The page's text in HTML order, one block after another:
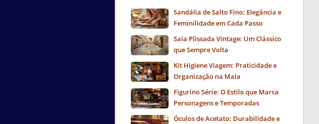
Sandália de Salto Fino: Elegância e
Feminilidade em Cada Passo
Saia Plissada Vintage: Um Clássico
que Sempre Volta
Kit Higiene Viagem: Praticidade e
Organização na Mala
Figurino Série: O Estilo que Marca
Personagens e Temporadas
Óculos de Acetato: Durabilidade e